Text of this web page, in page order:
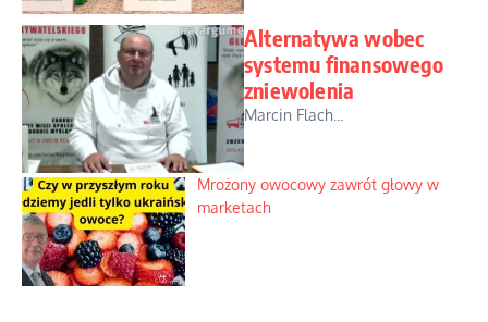
Alternatywa wobec
systemu finansowego
zniewolenia
Marcin Flach...
Mrożony owocowy zawrót głowy w
marketach